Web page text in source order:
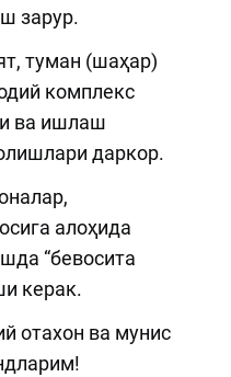
зарур.
туман (шаҳар)
комплекс
ва ишлаш
даркор.
алоҳида
“бевосита
керак.
отахон ва мунис